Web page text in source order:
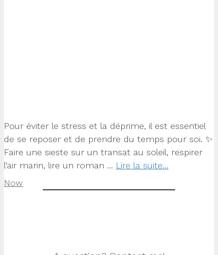
Pour éviter le stress et la déprime, il est essentiel
de se reposer et de prendre du temps pour soi. ✨
Faire une sieste sur un transat au soleil, respirer
l’air marin, lire un roman … Lire la suite…
Categories
Now